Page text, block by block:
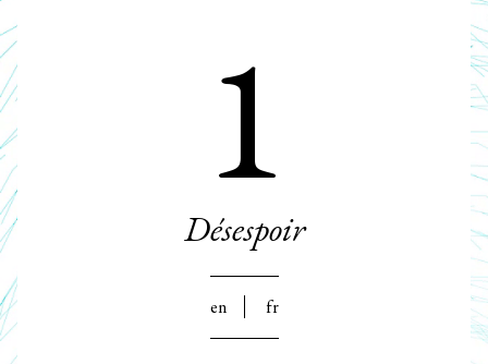
1
Désespoir
en fr